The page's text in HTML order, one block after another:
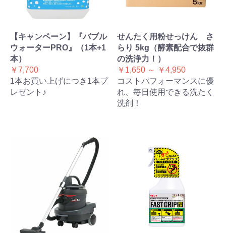
【キャンペーン】『バブル
ウォーターPRO』（1本+1
本）
￥7,700
1本お買い上げにつき1本プ
レゼント♪
せんたく用粉せっけん さ
らり 5kg（酵素配合で抜群
の洗浄力！）
￥1,650 ～ ￥4,950
コストパフォーマンスに優
れ、毎日使用できる洗たく
洗剤！